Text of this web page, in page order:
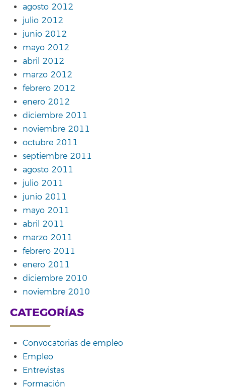
agosto 2012
julio 2012
junio 2012
mayo 2012
abril 2012
marzo 2012
febrero 2012
enero 2012
diciembre 2011
noviembre 2011
octubre 2011
septiembre 2011
agosto 2011
julio 2011
junio 2011
mayo 2011
abril 2011
marzo 2011
febrero 2011
enero 2011
diciembre 2010
noviembre 2010
CATEGORÍAS
Convocatorias de empleo
Empleo
Entrevistas
Formación